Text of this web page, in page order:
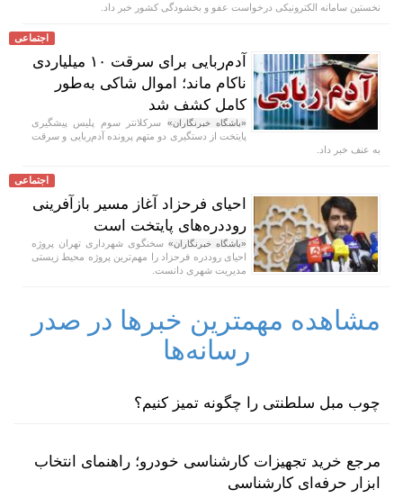
نخستین سامانه الکترونیکی درخواست عفو و بخشودگی کشور خبر داد.
اجتماعی
آدم‌ربایی برای سرقت ۱۰ میلیاردی
ناکام ماند؛ اموال شاکی به‌طور
کامل کشف شد
«باشگاه خبرنگاران» سرکلانتر سوم پلیس پیشگیری
پایتخت از دستگیری دو متهم پرونده آدم‌ربایی و سرقت
به عنف خبر داد.
اجتماعی
احیای فرحزاد آغاز مسیر بازآفرینی
روددره‌های پایتخت است
«باشگاه خبرنگاران» سخنگوی شهرداری تهران پروژه
احیای روددره فرحزاد را مهم‌ترین پروژه محیط ‌زیستی
مدیریت شهری دانست.
مشاهده مهمترین خبرها در صدر
رسانه‌ها
چوب مبل سلطنتی را چگونه تمیز کنیم؟
مرجع خرید تجهیزات کارشناسی خودرو؛ راهنمای انتخاب
ابزار حرفه‌ای کارشناسی